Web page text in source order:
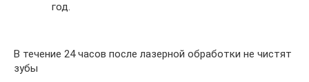
год.
В течение 24 часов после лазерной обработки не чистят
зубы